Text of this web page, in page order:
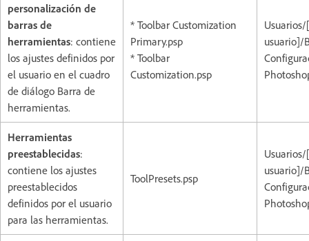
personalización de
barras de
herramientas: contiene
los ajustes definidos por
el usuario en el cuadro
de diálogo Barra de
herramientas.
* Toolbar Customization
Primary.psp
* Toolbar
Customization.psp
usuario]/
Herramientas
preestablecidas:
contiene los ajustes
preestablecidos
definidos por el usuario
para las herramientas.
ToolPresets.psp
usuario]/